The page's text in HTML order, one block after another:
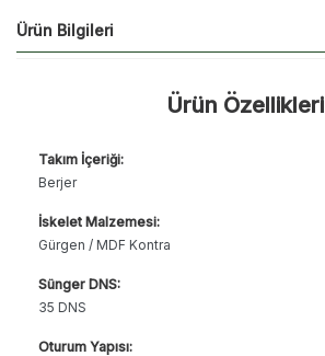
Ürün Bilgileri
Ürün Özellikleri
Takım İçeriği:
Berjer
İskelet Malzemesi:
Gürgen / MDF Kontra
Sünger DNS:
35 DNS
Oturum Yapısı: